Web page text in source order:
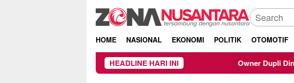
HOME NASIONAL EKONOMI POLITIK OTOMOTIF
HEADLINE HARI INIOwner Dupli Dining and Lounge